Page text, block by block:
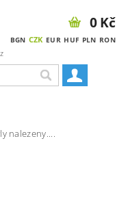
BGN CZK EUR HUF PLN RON
0 Kč
nalezeny....